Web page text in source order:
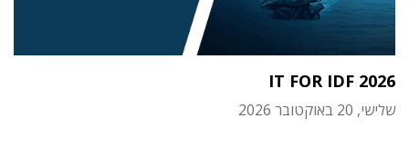
IT FOR IDF 2026
שלישי, 20 באוקטובר 2026